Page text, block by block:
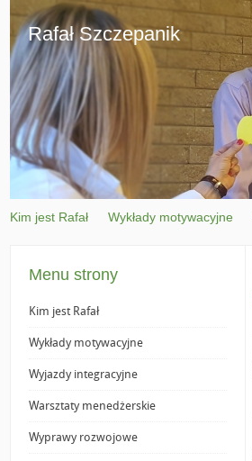
Rafał Szczepanik
Kim jest Rafał Wykłady motywacyjne
Menu strony
Kim jest Rafał
Wykłady motywacyjne
Wyjazdy integracyjne
Warsztaty menedżerskie
Wyprawy rozwojowe